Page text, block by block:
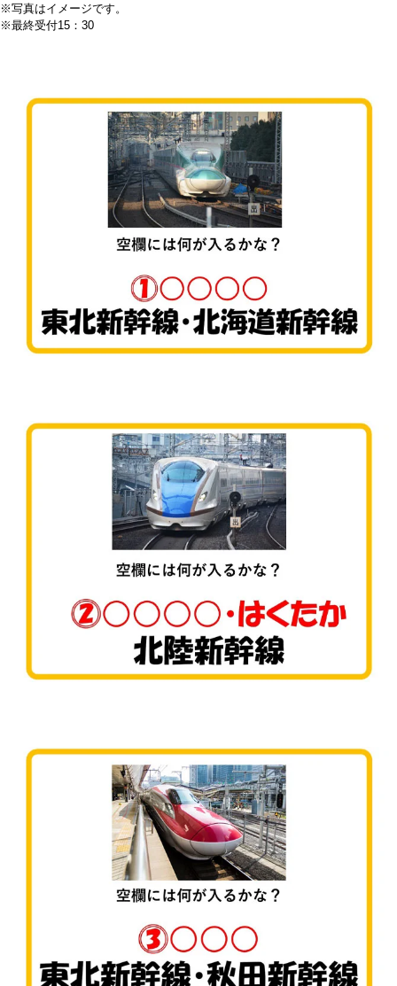
※写真はイメージです。
※最終受付15：30